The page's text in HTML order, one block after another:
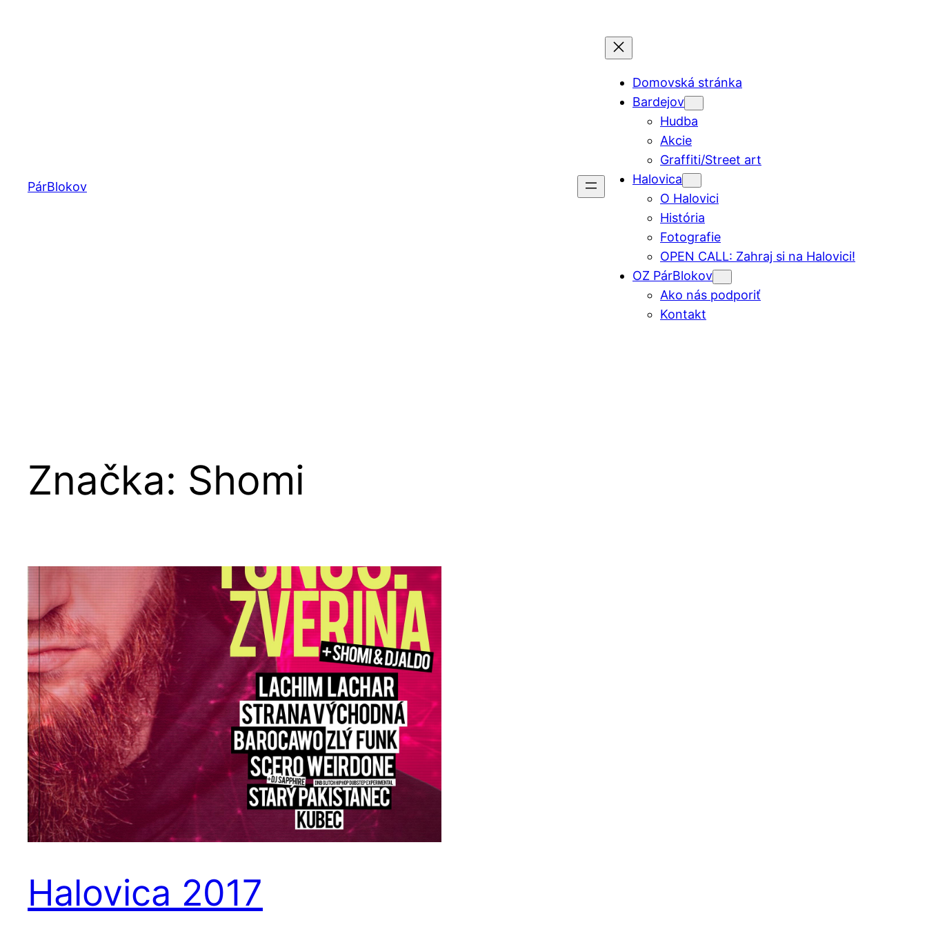
PárBlokov
Domovská stránka
Bardejov
Hudba
Akcie
Graffiti/Street art
Halovica
O Halovici
História
Fotografie
OPEN CALL: Zahraj si na Halovici!
OZ PárBlokov
Ako nás podporiť
Kontakt
Značka: Shomi
Halovica 2017